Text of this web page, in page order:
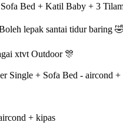
Bed + Katil Baby + 3
lepak santai tidur baring 🤣
xtvt Outdoor 🎊
Single + Sofa Bed - aircond
+ kipas